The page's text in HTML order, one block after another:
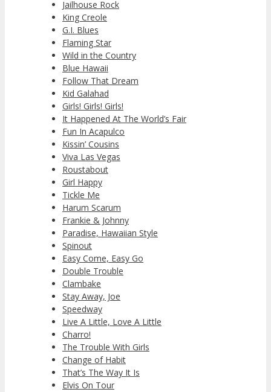
Jailhouse Rock
King Creole
G.I. Blues
Flaming Star
Wild in the Country
Blue Hawaii
Follow That Dream
Kid Galahad
Girls! Girls! Girls!
It Happened At The World’s Fair
Fun In Acapulco
Kissin’ Cousins
Viva Las Vegas
Roustabout
Girl Happy
Tickle Me
Harum Scarum
Frankie & Johnny
Paradise, Hawaiian Style
Spinout
Easy Come, Easy Go
Double Trouble
Clambake
Stay Away, Joe
Speedway
Live A Little, Love A Little
Charro!
The Trouble With Girls
Change of Habit
That’s The Way It Is
Elvis On Tour